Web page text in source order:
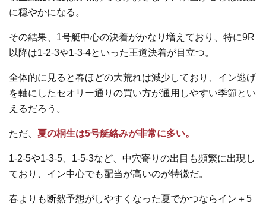
に穏やかになる。
その結果、1号艇中心の決着がかなり増えており、特に9R
以降は1-2-3や1-3-4といった王道決着が目立つ。
全体的に見ると春ほどの大荒れは減少しており、イン逃げ
を軸にしたセオリー通りの買い方が通用しやすい季節とい
えるだろう。
ただ、夏の桐生は5号艇絡みが非常に多い。
1-2-5や1-3-5、1-5-3など、中穴寄りの出目も頻繁に出現し
ており、イン中心でも配当が高いのが特徴だ。
春よりも断然予想がしやすくなった夏でかつならイン＋5